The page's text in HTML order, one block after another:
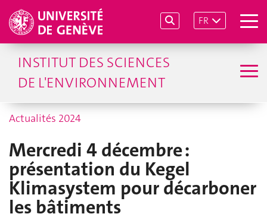
FR
INSTITUT DES SCIENCES
DE L'ENVIRONNEMENT
Actualités 2024
Mercredi 4 décembre :
présentation du Kegel
Klimasystem pour décarboner
les bâtiments